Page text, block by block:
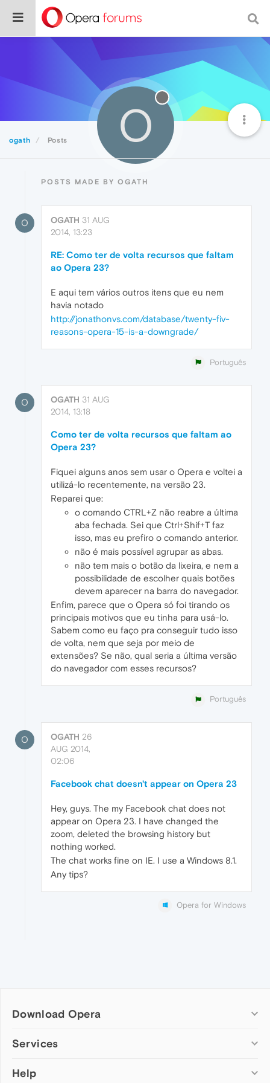
ogath Posts O
POSTS MADE BY OGATH
O OGATH 31 AUG
2014, 13:23
RE: Como ter de volta recursos que faltam
ao Opera 23?
E aqui tem vários outros itens que eu nem
havia notado
http://jonathonvs.com/database/twenty-fiv-
reasons-opera-15-is-a-downgrade/
Português
O OGATH 31 AUG
2014, 13:18
Como ter de volta recursos que faltam ao
Opera 23?
Fiquei alguns anos sem usar o Opera e voltei a
utilizá-lo recentemente, na versão 23.
Reparei que:
o comando CTRL+Z não reabre a última
aba fechada. Sei que Ctrl+Shif+T faz
isso, mas eu prefiro o comando anterior.
não é mais possível agrupar as abas.
não tem mais o botão da lixeira, e nem a
possibilidade de escolher quais botões
devem aparecer na barra do navegador.
Enfim, parece que o Opera só foi tirando os
principais motivos que eu tinha para usá-lo.
Sabem como eu faço pra conseguir tudo isso
de volta, nem que seja por meio de
extensões? Se não, qual seria a última versão
do navegador com esses recursos?
Português
O OGATH 26
AUG 2014,
02:06
Facebook chat doesn't appear on Opera 23
Hey, guys. The my Facebook chat does not
appear on Opera 23. I have changed the
zoom, deleted the browsing history but
nothing worked.
The chat works fine on IE. I use a Windows 8.1.
Any tips?
Opera for Windows
Download Opera
Computer browsers
Opera for Mac
Services
Add-ons
Help